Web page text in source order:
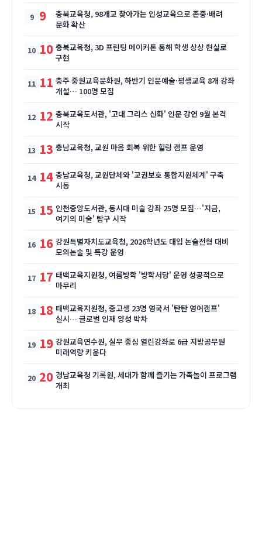
9
충북교육청, 98개교 찾아가는 인성교육으로 존중·배려
문화 확산
10 충북교육청, 3D 프린팅 메이커톤 통해 학생 상상 현실로
구현
11 충주 중원교육문화원, 하반기 인문예술·평생교육 8개 강좌
개설… 100명 모집
12 충북교육도서관, '고대 그리스 신화' 인문 강연 9월 본격
시작
13 충남교육청, 교원 마음 회복 위한 힐링 캠프 운영
14 충남교육청, 교원단체와 '교권보호 통합지원체계' 구축
시동
15 인천중앙도서관, 동시대 미술 강좌 25명 모집…'지금,
여기의 미술' 탐구 시작
16 강원특별자치도교육청, 2026학년도 대입 논술전형 대비
모의논술 및 특강 운영
17 태백교육지원청, 여름방학 '방학서당' 운영 성공적으로
마무리
18 태백교육지원청, 중고생 23명 영국서 '탄탄 영어캠프'
실시… 글로벌 인재 양성 박차
19 강원교육연수원, 실무 중심 열린강좌로 6급 지방공무원
미래역량 키운다
20 경남교육청 기록원, 세대가 함께 즐기는 가족놀이 프로그램
개최